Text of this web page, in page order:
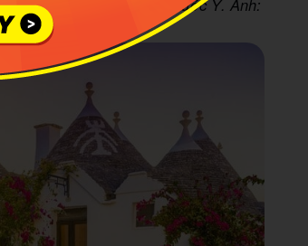
tỉnh Bari, vùng Apulia, nước Ý. Ảnh: